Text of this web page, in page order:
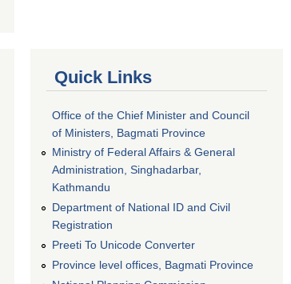
Quick Links
Office of the Chief Minister and Council
of Ministers, Bagmati Province
Ministry of Federal Affairs & General
Administration, Singhadarbar,
Kathmandu
Department of National ID and Civil
Registration
Preeti To Unicode Converter
Province level offices, Bagmati Province